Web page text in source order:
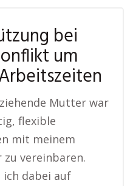
bei
um
Mutter war
flexible
mit meinem
vereinbaren.
dabei auf